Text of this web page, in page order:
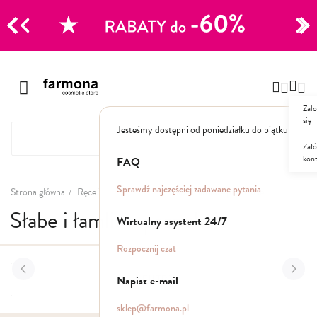
treści
Jesteśmy dostępni od poniedziałku do piątku:
FAQ
Sprawdź najczęściej zadawane pytania
Wirtualny asystent 24/7
Rozpocznij czat
Napisz e-mail
sklep@farmona.pl
się
Szampony
Odżywki, maski, serum
Peelingi do skóry głowy
Kuracje i wcierki
Strona główna Ręce i Stopy Ręce Słabe i łamliwe paznokcie
Słabe i łamliwe paznokcie
FILTRY